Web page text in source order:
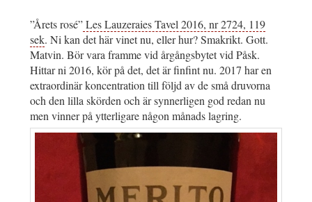
”Årets rosé”Les Lauzeraies Tavel 2016, nr 2724, 119
sek. Ni kan det här vinet nu, eller hur? Smakrikt. Gott.
Matvin. Bör vara framme vid årgångsbytet vid Påsk.
Hittar ni 2016, kör på det, det är finfint nu. 2017 har en
extraordinär koncentration till följd av de små druvorna
och den lilla skörden och är synnerligen god redan nu
men vinner på ytterligare någon månads lagring.